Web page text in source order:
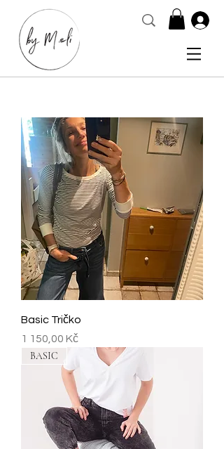
Basic Tričko
Cena
1 150,00 Kč
BASIC